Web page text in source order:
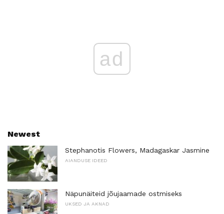
ad
Newest
Stephanotis Flowers, Madagaskar Jasmine
AIANDUSE IDEED
Näpunäiteid jõujaamade ostmiseks
UKSED JA AKNAD